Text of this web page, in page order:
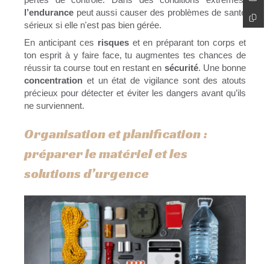
l’endurance peut aussi causer des problèmes de santé
sérieux si elle n'est pas bien gérée.
En anticipant ces risques et en préparant ton corps et
ton esprit à y faire face, tu augmentes tes chances de
réussir ta course tout en restant en sécurité. Une bonne
concentration et un état de vigilance sont des atouts
précieux pour détecter et éviter les dangers avant qu’ils
ne surviennent.
Organisation et planification :
préparer le matériel et les
solutions d’urgence